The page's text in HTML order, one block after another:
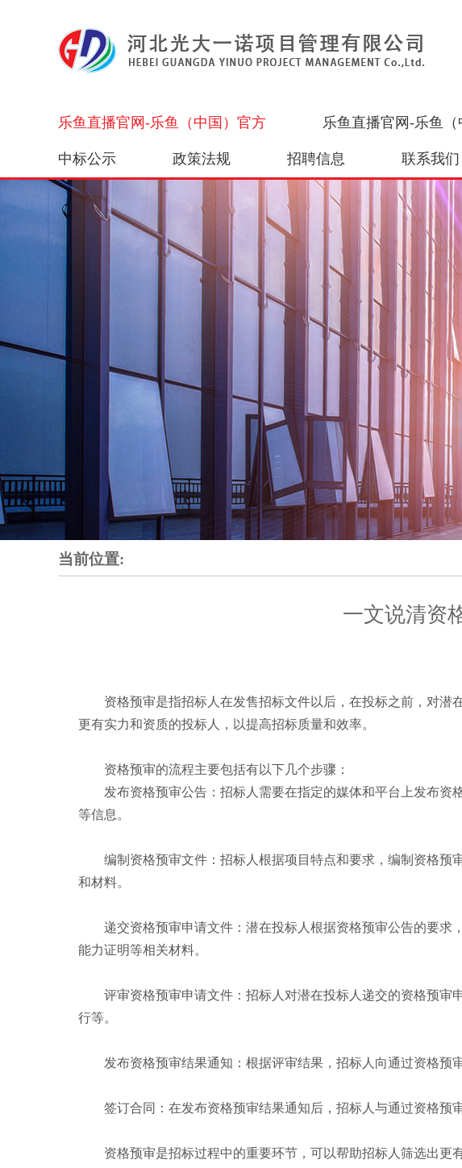
乐鱼直播官网-乐鱼（中国）官方 乐鱼直播官网-乐鱼
中标公示 政策法规 招聘信息 联系我们
当前位置:
一文说清资
资格预审是指招标人在发售招标文件以后，在投标之前，对
更有实力和资质的投标人，以提高招标质量和效率。
资格预审的流程主要包括有以下几个步骤：
发布资格预审公告：招标人需要在指定的媒体和平台上发布
等信息。
编制资格预审文件：招标人根据项目特点和要求，编制资格
和材料。
递交资格预审申请文件：潜在投标人根据资格预审公告的要
能力证明等相关材料。
评审资格预审申请文件：招标人对潜在投标人递交的资格预
行等。
发布资格预审结果通知：根据评审结果，招标人向通过资格预
签订合同：在发布资格预审结果通知后，招标人与通过资格预
资格预审是招标过程中的重要环节，可以帮助招标人筛选出